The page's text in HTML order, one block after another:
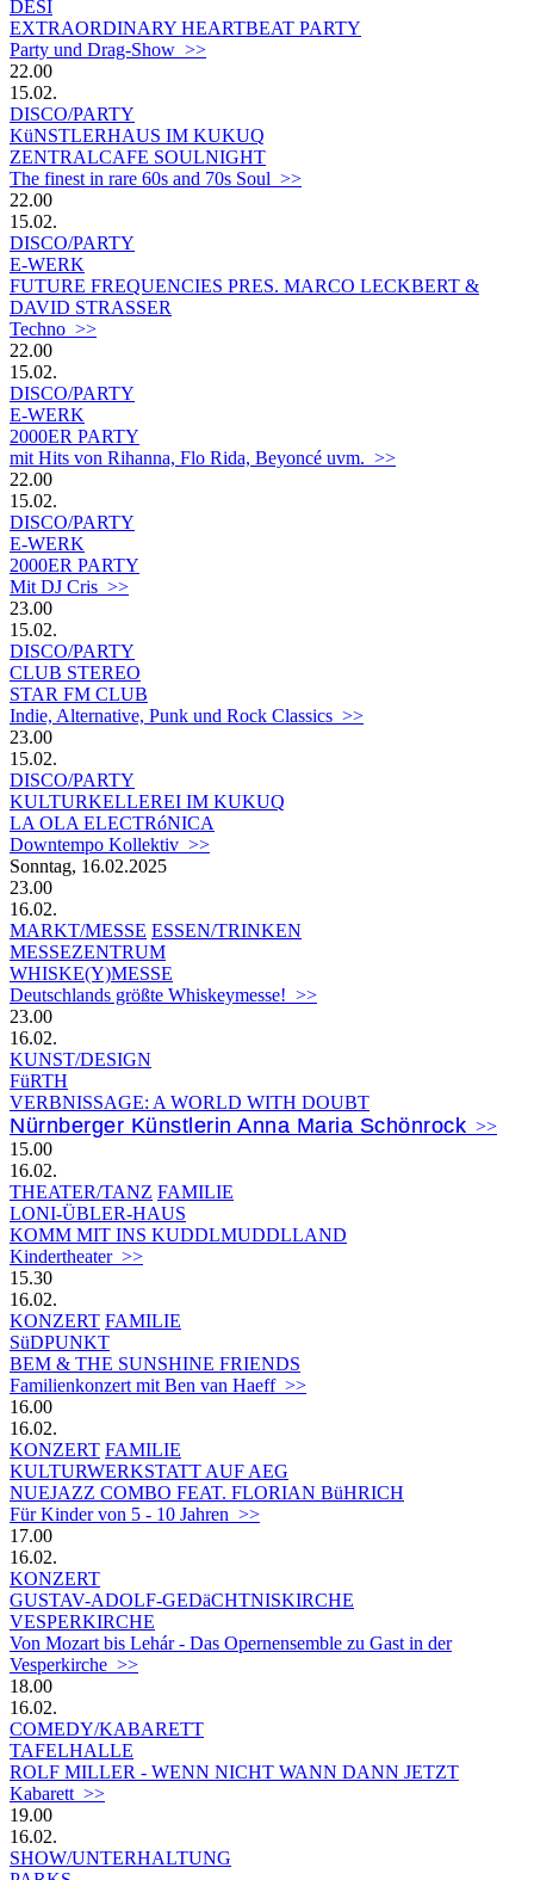
DESI
EXTRAORDINARY HEARTBEAT PARTY
Party und Drag-Show >>
22.00
15.02.
DISCO/PARTY
KüNSTLERHAUS IM KUKUQ
ZENTRALCAFE SOULNIGHT
The finest in rare 60s and 70s Soul >>
22.00
15.02.
DISCO/PARTY
E-WERK
FUTURE FREQUENCIES PRES. MARCO LECKBERT &
DAVID STRASSER
Techno >>
22.00
15.02.
DISCO/PARTY
E-WERK
2000ER PARTY
mit Hits von Rihanna, Flo Rida, Beyoncé uvm. >>
22.00
15.02.
DISCO/PARTY
E-WERK
2000ER PARTY
Mit DJ Cris >>
23.00
15.02.
DISCO/PARTY
CLUB STEREO
STAR FM CLUB
Indie, Alternative, Punk und Rock Classics >>
23.00
15.02.
DISCO/PARTY
KULTURKELLEREI IM KUKUQ
LA OLA ELECTRóNICA
Downtempo Kollektiv >>
Sonntag, 16.02.2025
23.00
16.02.
MARKT/MESSE ESSEN/TRINKEN
MESSEZENTRUM
WHISKE(Y)MESSE
Deutschlands größte Whiskeymesse! >>
23.00
16.02.
KUNST/DESIGN
FüRTH
VERBNISSAGE: A WORLD WITH DOUBT
Nürnberger Künstlerin Anna Maria Schönrock >>
15.00
16.02.
THEATER/TANZ FAMILIE
LONI-ÜBLER-HAUS
KOMM MIT INS KUDDLMUDDLLAND
Kindertheater >>
15.30
16.02.
KONZERT FAMILIE
SüDPUNKT
BEM & THE SUNSHINE FRIENDS
Familienkonzert mit Ben van Haeff >>
16.00
16.02.
KONZERT FAMILIE
KULTURWERKSTATT AUF AEG
NUEJAZZ COMBO FEAT. FLORIAN BüHRICH
Für Kinder von 5 - 10 Jahren >>
17.00
16.02.
KONZERT
GUSTAV-ADOLF-GEDäCHTNISKIRCHE
VESPERKIRCHE
Von Mozart bis Lehár - Das Opernensemble zu Gast in der
Vesperkirche >>
18.00
16.02.
COMEDY/KABARETT
TAFELHALLE
ROLF MILLER - WENN NICHT WANN DANN JETZT
Kabarett >>
19.00
16.02.
SHOW/UNTERHALTUNG